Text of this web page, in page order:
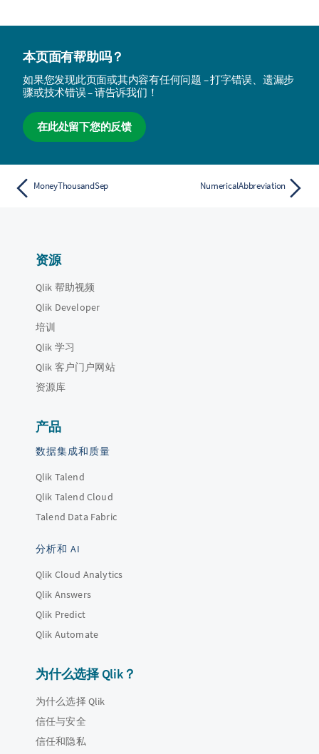
本页面有帮助吗？
如果您发现此页面或其内容有任何问题 – 打字错误、遗漏步
骤或技术错误 – 请告诉我们！
在此处留下您的反馈
MoneyThousandSep NumericalAbbreviation
资源
Qlik 帮助视频
Qlik Developer
培训
Qlik 学习
Qlik 客户门户网站
资源库
产品
数据集成和质量
Qlik Talend
Qlik Talend Cloud
Talend Data Fabric
分析和 AI
Qlik Cloud Analytics
Qlik Answers
Qlik Predict
Qlik Automate
为什么选择 Qlik？
为什么选择 Qlik
信任与安全
信任和隐私